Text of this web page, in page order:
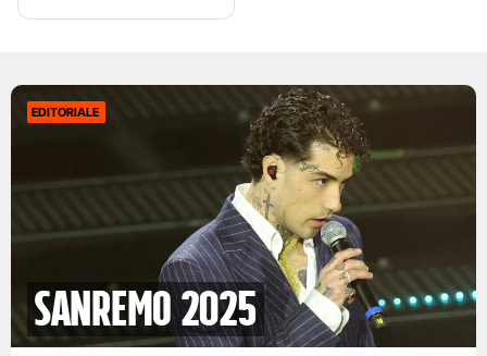
EDITORIALE
Sanremo 2025